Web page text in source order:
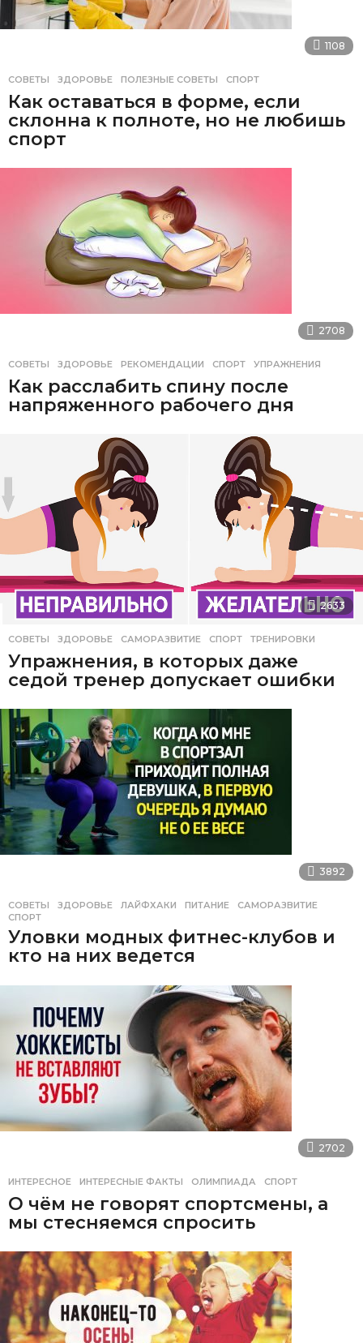
1108
СОВЕТЫ ЗДОРОВЬЕ ,ПОЛЕЗНЫЕ СОВЕТЫ ,СПОРТ
Как оставаться в форме, если
склонна к полноте, но не любишь
спорт
2708
СОВЕТЫ ЗДОРОВЬЕ ,РЕКОМЕНДАЦИИ ,СПОРТ ,УПРАЖНЕНИЯ
Как расслабить спину после
напряженного рабочего дня
2633
СОВЕТЫ ЗДОРОВЬЕ ,САМОРАЗВИТИЕ ,СПОРТ ,ТРЕНИРОВКИ
Упражнения, в которых даже
седой тренер допускает ошибки
3892
СОВЕТЫ ЗДОРОВЬЕ ,ЛАЙФХАКИ ,ПИТАНИЕ ,САМОРАЗВИТИЕ
СПОРТ
Уловки модных фитнес-клубов и
кто на них ведется
2702
ИНТЕРЕСНОЕ ИНТЕРЕСНЫЕ ФАКТЫ ,ОЛИМПИАДА ,СПОРТ
О чём не говорят спортсмены, а
мы стесняемся спросить